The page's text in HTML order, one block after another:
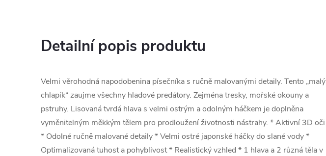
Detailní popis produktu
Velmi věrohodná napodobenina písečníka s ručně malovanými detaily. Tento „malý
chlapík“ zaujme všechny hladové predátory. Zejména tresky, mořské okouny a
pstruhy. Lisovaná tvrdá hlava s velmi ostrým a odolným háčkem je doplněna
vyměnitelným měkkým tělem pro prodloužení životnosti nástrahy. * Aktivní 3D oči
* Odolné ručně malované detaily * Velmi ostré japonské háčky do slané vody *
Optimalizovaná tuhost a pohyblivost * Realistický vzhled * 1 hlava a 2 různá těla v